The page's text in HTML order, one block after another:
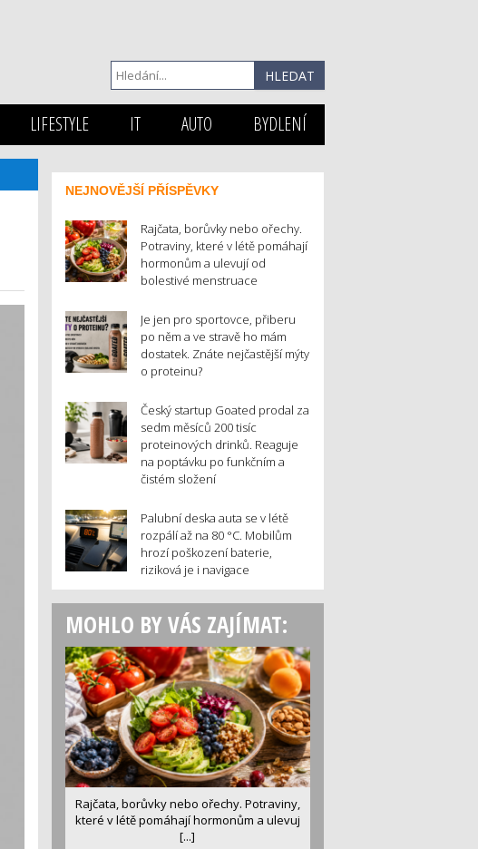
LIFESTYLE IT AUTO BYDLENÍ
NEJNOVĚJŠÍ PŘÍSPĚVKY
Rajčata, borůvky nebo ořechy.
Potraviny, které v létě pomáhají
hormonům a ulevují od
bolestivé menstruace
Je jen pro sportovce, přiberu
po něm a ve stravě ho mám
dostatek. Znáte nejčastější mýty
o proteinu?
Český startup Goated prodal za
sedm měsíců 200 tisíc
proteinových drinků. Reaguje
na poptávku po funkčním a
čistém složení
Palubní deska auta se v létě
rozpálí až na 80 °C. Mobilům
hrozí poškození baterie,
riziková je i navigace
MOHLO BY VÁS ZAJÍMAT:
Rajčata, borůvky nebo ořechy. Potraviny,
které v létě pomáhají hormonům a ulevuj
[...]